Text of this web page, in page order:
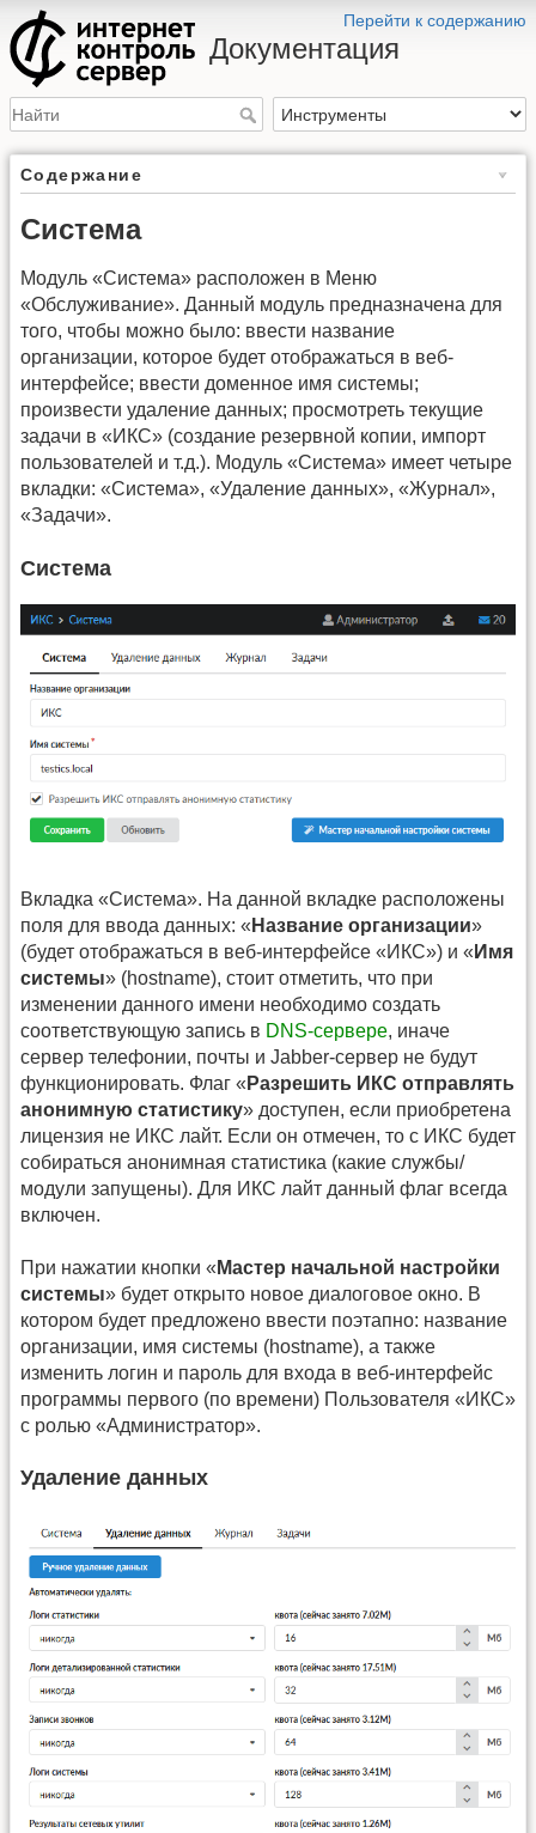
Перейти к содержанию
Документация
Содержание
Система
Модуль «Система» расположен в Меню
«Обслуживание». Данный модуль предназначена для
того, чтобы можно было: ввести название
организации, которое будет отображаться в веб-
интерфейсе; ввести доменное имя системы;
произвести удаление данных; просмотреть текущие
задачи в «ИКС» (создание резервной копии, импорт
пользователей и т.д.). Модуль «Система» имеет четыре
вкладки: «Система», «Удаление данных», «Журнал»,
«Задачи».
Система
Вкладка «Система». На данной вкладке расположены
поля для ввода данных: « Название организации»
(будет отображаться в веб-интерфейсе «ИКС») и « Имя
системы» (hostname), стоит отметить, что при
изменении данного имени необходимо создать
соответствующую запись в DNS-сервере, иначе
сервер телефонии, почты и Jabber-сервер не будут
функционировать. Флаг « Разрешить ИКС отправлять
анонимную статистику» доступен, если приобретена
лицензия не ИКС лайт. Если он отмечен, то с ИКС будет
собираться анонимная статистика (какие службы/
модули запущены). Для ИКС лайт данный флаг всегда
включен.
При нажатии кнопки « Мастер начальной настройки
системы» будет открыто новое диалоговое окно. В
котором будет предложено ввести поэтапно: название
организации, имя системы (hostname), а также
изменить логин и пароль для входа в веб-интерфейс
программы первого (по времени) Пользователя «ИКС»
с ролью «Администратор».
Удаление данных